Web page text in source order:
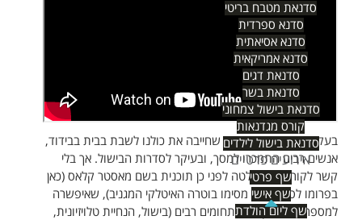
סדנאת מטבח בריטי
סדנא ספרדית
סדנא אסיאתית
סדנא אמריקאית
סדנאת דגים
סדנאת בשר
סדנאת בישול צמחוני
קורס מגדנאות
סדנאת בישול לילדים
אירועים פרטיים
שף פרטי
שף אישי
שף ליום הולדת
בעקבות מגיפת הקורונה שחייבה את כולנו לשבת בבית בבידוד,
אנשים רבים התמכרו למסך, ובעיקר לסדרות הבישול. אך בלי
קשר לקורונה, הוקלטה לפני כן תוכנית בשם מאסטר קלאס (כאן
בפרומו לסדרה עם מסימו בוטרה האיטלקי המגניב), שאיפשרה
למספר בעלי מקצוע בתחומים רבים (בישול, הנחיית טלויזיונית,